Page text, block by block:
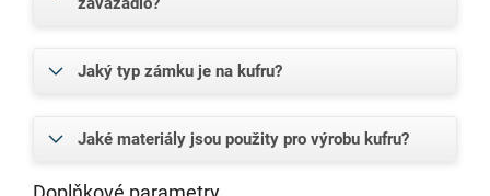
Jaký typ zámku je na kufru?
Jaké materiály jsou použity pro výrobu kufru?